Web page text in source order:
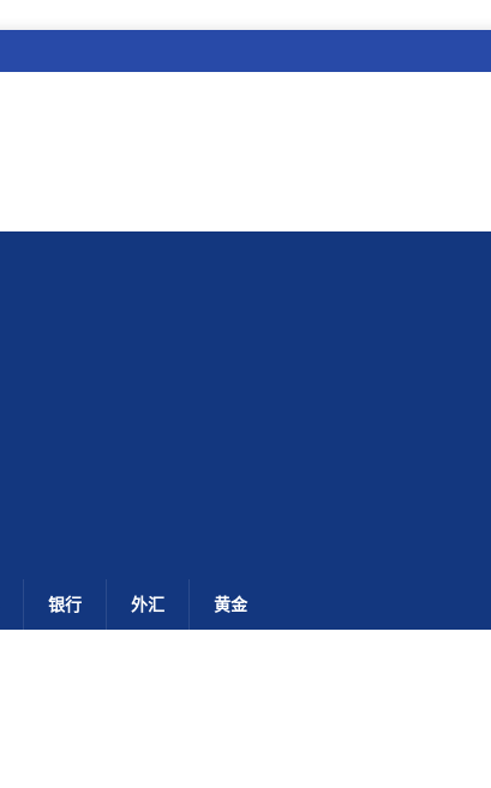
银行 外汇 黄金